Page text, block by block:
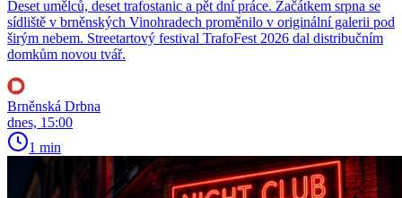
Deset umělců, deset trafostanic a pět dní práce. Začátkem srpna se
sídliště v brněnských Vinohradech proměnilo v originální galerii pod
širým nebem. Streetartový festival TrafoFest 2026 dal distribučním
domkům novou tvář.
Brněnská Drbna
dnes, 15:00
1 min